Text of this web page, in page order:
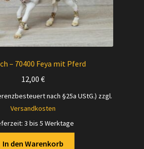
– 70400 Feya mit Pferd
12,00 €
nach §25a UStG.) zzgl.
Versandkosten
3 bis 5 Werktage
In den Warenkorb